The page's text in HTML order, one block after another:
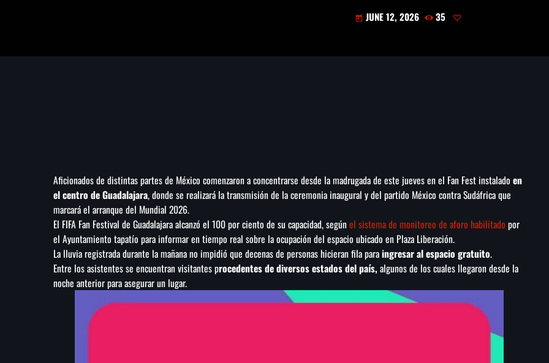
today JUNE 12, 2026 35
Aficionados de distintas partes de México comenzaron a concentrarse desde la madrugada de este jueves en el Fan Fest instalado en
el centro de Guadalajara, donde se realizará la transmisión de la ceremonia inaugural y del partido México contra Sudáfrica que
marcará el arranque del Mundial 2026.
El FIFA Fan Festival de Guadalajara alcanzó el 100 por ciento de su capacidad, según el sistema de monitoreo de aforo habilitado por
el Ayuntamiento tapatío para informar en tiempo real sobre la ocupación del espacio ubicado en Plaza Liberación.
La lluvia registrada durante la mañana no impidió que decenas de personas hicieran fila paraingresar al espacio gratuito.
Entre los asistentes se encuentran visitantes procedentes de diversos estados del país,algunos de los cuales llegaron desde la
noche anterior para asegurar un lugar.